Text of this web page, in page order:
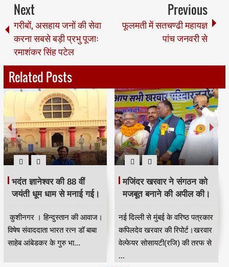
Next
गरीबों, असहाय जनों की सेवा
करना सबसे बड़ी प्रभु पूजाः
रमाशंकर सिंह पटेल
Previous
फूलमती में सतचण्ढी महायज्ञ
पांच जनवरी से
Related Posts
भदंत ज्ञानेश्वर की 88 वीं
जयंती धूम धाम से मनाई गई।
कुशीनगर । हिन्दुस्तान की आवाज।
विषेष संवाददाता भारत रत्न डॉ बाबा
साहेब आंबेडकर के गुरु भा...
मजिंदर खरवार ने संगठन को
मजबूत बनाने की अपील की।
नई दिल्ली से मुंबई के वरिष्ठ पत्रकार
कपिलदेव खरवार की रिपोर्ट।खरवार
वेल्फेयर सोसायटी(रजि) की तरफ से
...